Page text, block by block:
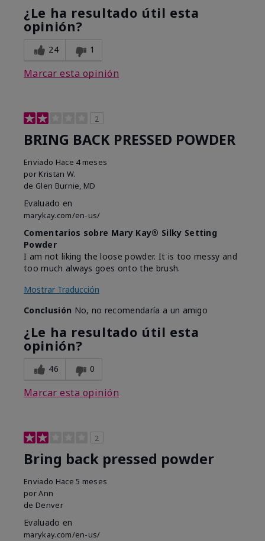
¿Le ha resultado útil esta
opinión?
24 1
Marcar esta opinión
2
BRING BACK PRESSED POWDER
Enviado Hace 4 meses
por Kristan W.
de Glen Burnie, MD
Evaluado en
marykay.com/en-us/
Comentarios sobre Mary Kay® Silky Setting
Powder
I am not liking the loose powder. It is too messy and
too much always goes onto the brush.
Mostrar Traducción
Conclusión No, no recomendaría a un amigo
¿Le ha resultado útil esta
opinión?
46 0
Marcar esta opinión
2
Bring back pressed powder
Enviado Hace 5 meses
porAnn
de Denver
Evaluado en
marykay.com/en-us/